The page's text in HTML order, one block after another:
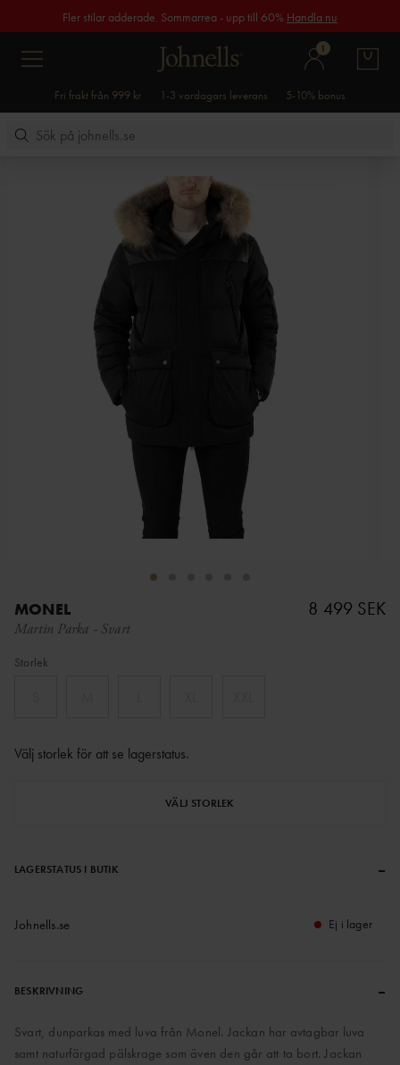
Fler stilar adderade. Sommarrea - upp till 60% Handla nu
1
Fri frakt från 999 kr 1-3 vardagars leverans 5-10% bonus
MONEL
Martin Parka - Svart
8 499 SEK
Storlek
Välj storlek för att se lagerstatus.
VÄLJ STORLEK
LAGERSTATUS I BUTIK –
Johnells.se Ej i lager
BESKRIVNING –
Svart, dunparkas med luva från Monel. Jackan har avtagbar luva
samt naturfärgad pälskrage som även den går att ta bort. Jackan